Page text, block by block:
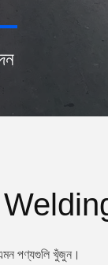
পণ্যগুলি খুঁজুন।